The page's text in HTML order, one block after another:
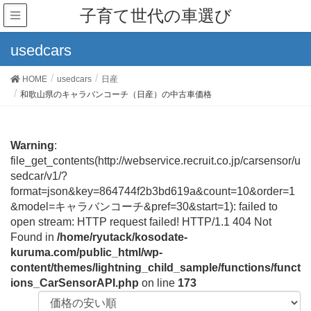
子育て世代の車選び
usedcars
HOME usedcars
日産
和歌山県のキャラバンコーチ（日産）の中古車価格
Warning:
file_get_contents(http://webservice.recruit.co.jp/carsensor/u
sedcar/v1/?
format=json&key=864744f2b3bd619a&count=10&order=1
&model=キャラバンコーチ&pref=30&start=1): failed to
open stream: HTTP request failed! HTTP/1.1 404 Not
Found in /home/ryutack/kosodate-
kuruma.com/public_html/wp-
content/themes/lightning_child_sample/functions/funct
ions_CarSensorAPI.php on line 173